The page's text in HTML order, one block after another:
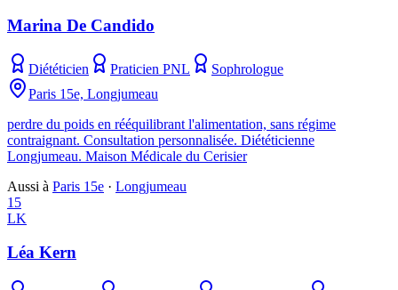
Marina De Candido
Diététicien Praticien PNL
Sophrologue
Paris 15e, Longjumeau
perdre du poids en rééquilibrant l'alimentation, sans régime
contraignant. Consultation personnalisée. Diététicienne
Longjumeau. Maison Médicale du Cerisier
Aussi à Paris 15e · Longjumeau
15
LK
Léa Kern